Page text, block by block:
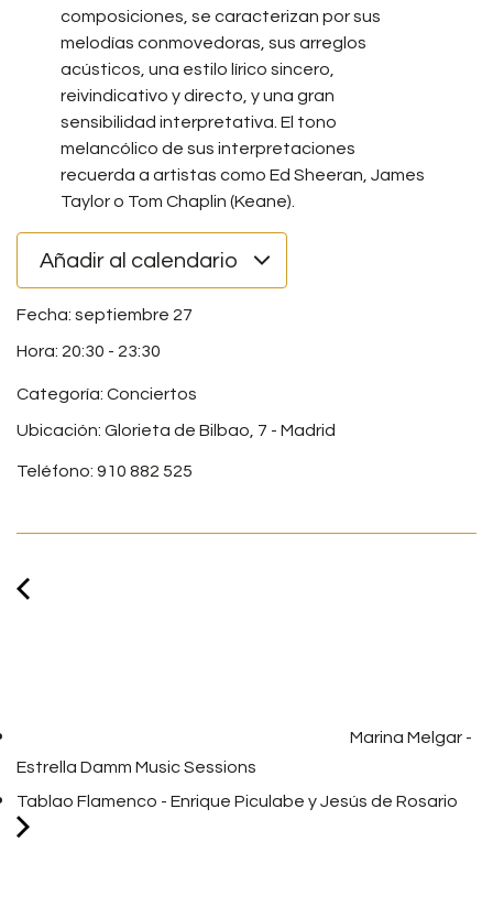
composiciones, se caracterizan por sus
melodías conmovedoras, sus arreglos
acústicos, una estilo lírico sincero,
reivindicativo y directo, y una gran
sensibilidad interpretativa. El tono
melancólico de sus interpretaciones
recuerda a artistas como Ed Sheeran, James
Taylor o Tom Chaplin (Keane).
Añadir al calendario
septiembre 27
20:30 - 23:30
Categoría: Conciertos
Ubicación: Glorieta de Bilbao, 7 - Madrid
Teléfono: 910 882 525
Marina Melgar -
Estrella Damm Music Sessions
Tablao Flamenco - Enrique Piculabe y Jesús de Rosario